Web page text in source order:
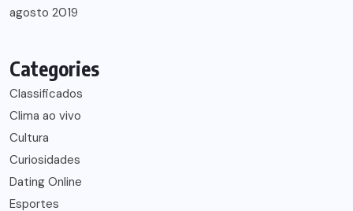
agosto 2019
Categories
Classificados
Clima ao vivo
Cultura
Curiosidades
Dating Online
Esportes